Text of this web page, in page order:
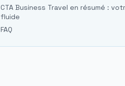
CTA Business Travel en résumé :
fluide
FAQ